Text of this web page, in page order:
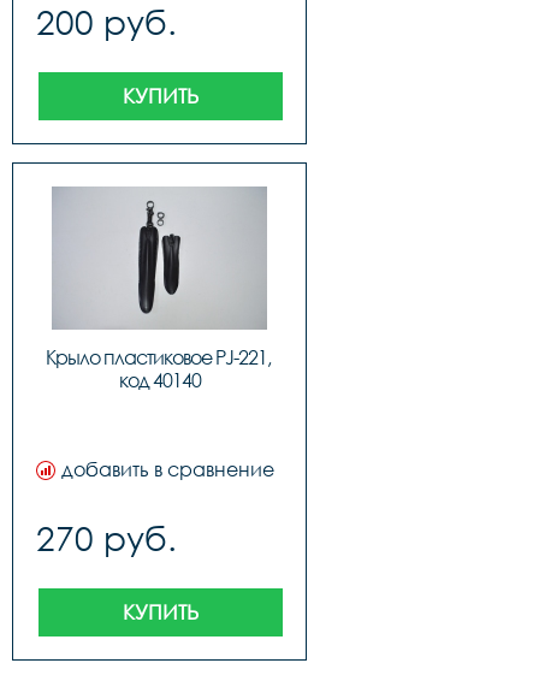
200 руб.
КУПИТЬ
Крыло пластиковое PJ-221,
код 40140
добавить в сравнение
270 руб.
КУПИТЬ